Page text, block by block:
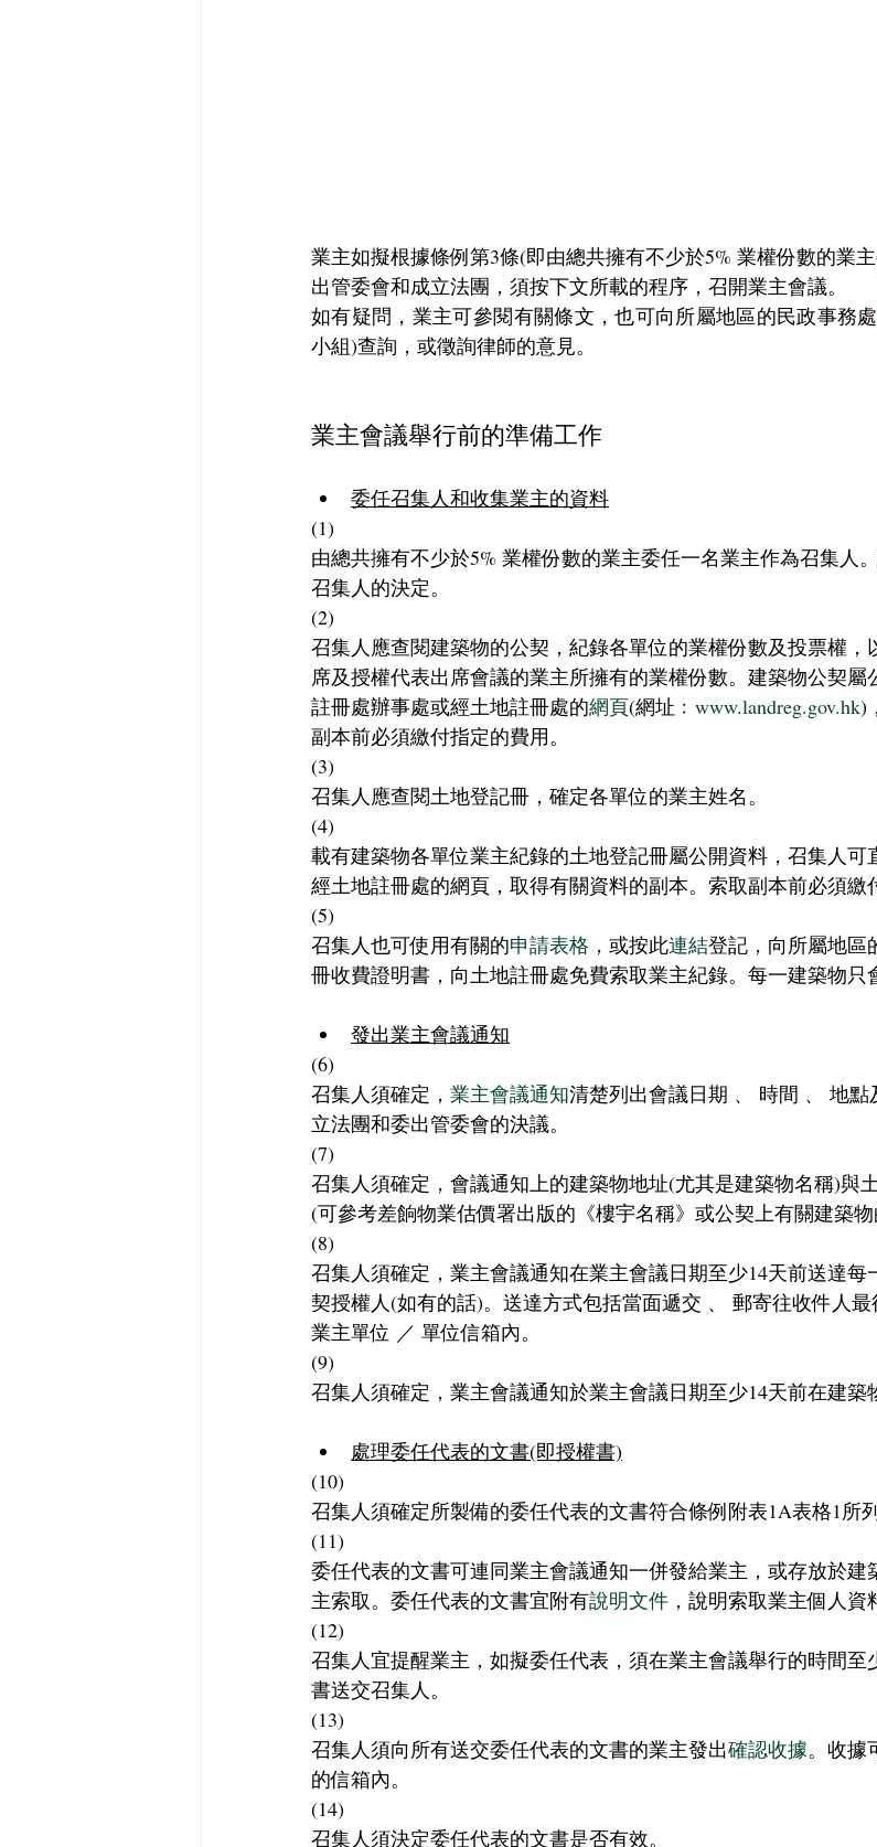
業主如擬根據條例第3條(即由總共擁有不少於5% 業權份數的業
出管委會和成立法團，須按下文所載的程序，召開業主會議。
如有疑問，業主可參閱有關條文，也可向所屬地區的民政事務處
小組)查詢，或徵詢律師的意見。
業主會議舉行前的準備工作
委任召集人和收集業主的資料
(1)
由總共擁有不少於5% 業權份數的業主委任一名業主作為召集人
召集人的決定。
(2)
召集人應查閱建築物的公契，紀錄各單位的業權份數及投票權，
席及授權代表出席會議的業主所擁有的業權份數。建築物公契
註冊處辦事處或經土地註冊處的網頁(網址﹕ www.landreg.gov.hk)
副本前必須繳付指定的費用。
(3)
召集人應查閱土地登記冊，確定各單位的業主姓名。
(4)
載有建築物各單位業主紀錄的土地登記冊屬公開資料，召集人
經土地註冊處的網頁，取得有關資料的副本。索取副本前必須繳
(5)
召集人也可使用有關的申請表格 ，或按此連結登記，向所屬地區
冊收費證明書，向土地註冊處免費索取業主紀錄。每一建築物只
發出業主會議通知
(6)
召集人須確定， 業主會議通知清楚列出會議日期 、 時間 、 地
立法團和委出管委會的決議。
(7)
召集人須確定，會議通知上的建築物地址(尤其是建築物名稱)與
(可參考差餉物業估價署出版的《樓宇名稱》或公契上有關建築物
(8)
召集人須確定，業主會議通知在業主會議日期至少14天前送達
契授權人(如有的話)。送達方式包括當面遞交 、 郵寄往收件人
業主單位 ／ 單位信箱內。
(9)
召集人須確定，業主會議通知於業主會議日期至少14天前在建築
處理委任代表的文書(即授權書)
(10)
召集人須確定所製備的委任代表的文書符合條例附表1A表格1所
(11)
委任代表的文書可連同業主會議通知一併發給業主，或存放於建
主索取。委任代表的文書宜附有說明文件 ，說明索取業主個人資
(12)
召集人宜提醒業主，如擬委任代表，須在業主會議舉行的時間至
書送交召集人。
(13)
召集人須向所有送交委任代表的文書的業主發出確認收據。收據
的信箱內。
(14)
召集人須決定委任代表的文書是否有效。